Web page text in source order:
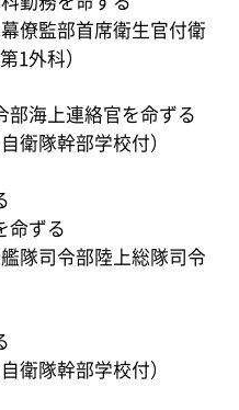
僚監部首席衛生官付衛
1外科）
部海上連絡官を命ずる
隊幹部学校付）
命ずる
隊司令部陸上総隊司令
隊幹部学校付）